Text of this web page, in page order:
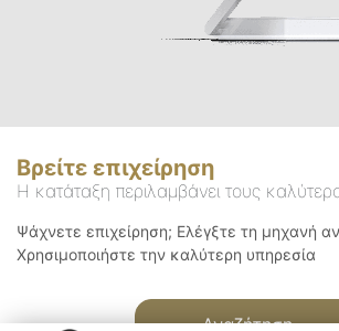
Βρείτε επιχείρηση
Η κατάταξη περιλαμβάνει τους
Ψάχνετε επιχείρηση; Ελέγξτε τη μηχανή
Χρησιμοποιήστε την καλύτερη υπηρεσία
Αναζήτηση